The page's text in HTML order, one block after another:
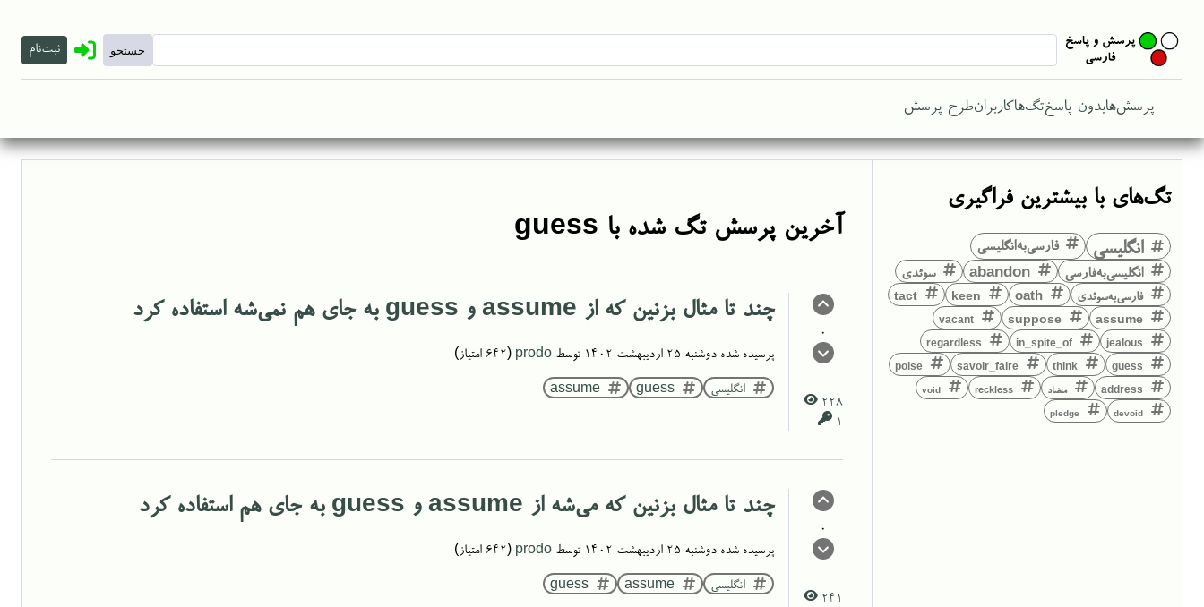
ثبت‌نام
پرسش‌هابدون پاسختگ‌هاکاربرانطرح پرسش
تگ‌های با بیشترین فراگیری
انگلیسی
فارسی‌به‌انگلیسی
انگلیسی‌به‌فارسی
abandon سوئدی
فارسی‌به‌سوئدی oath
keen
tact
assume
suppose
vacant
jealous
in_spite_of
regardless
guess
think
savoir_faire
poise
address متضاد reckless
void
devoid
pledge
آخرین پرسش تگ شده با guess
0
228
1
چند تا مثال بزنین که از assume و guess به جای هم نمی‌شه استفاده کرد
پرسیده شده دوشنبه ۲۵ اردیبهشت ۱۴۰۲ توسط prodo
(
642 امتیاز)
انگلیسی guess
assume
0
241
چند تا مثال بزنین که می‌شه از assume و guess به جای هم استفاده کرد
پرسیده شده دوشنبه ۲۵ اردیبهشت ۱۴۰۲ توسط prodo
(
642 امتیاز)
انگلیسی assume
guess